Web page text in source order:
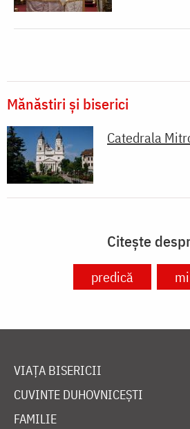
Mănăstiri și biserici
Catedrala
Citește
predică
VIAȚA BISERICII
CUVINTE DUHOVNICEȘTI
FAMILIE